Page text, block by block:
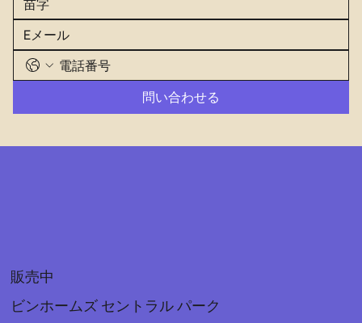
問い合わせる
販売中
ビンホームズ セントラル パーク